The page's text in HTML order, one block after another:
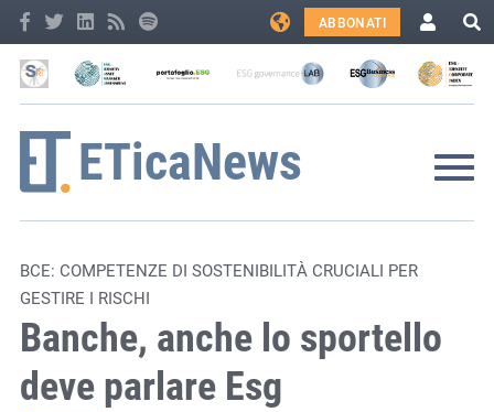
ABBONATI
BCE: COMPETENZE DI SOSTENIBILITÀ CRUCIALI PER
GESTIRE I RISCHI
Banche, anche lo sportello
deve parlare Esg